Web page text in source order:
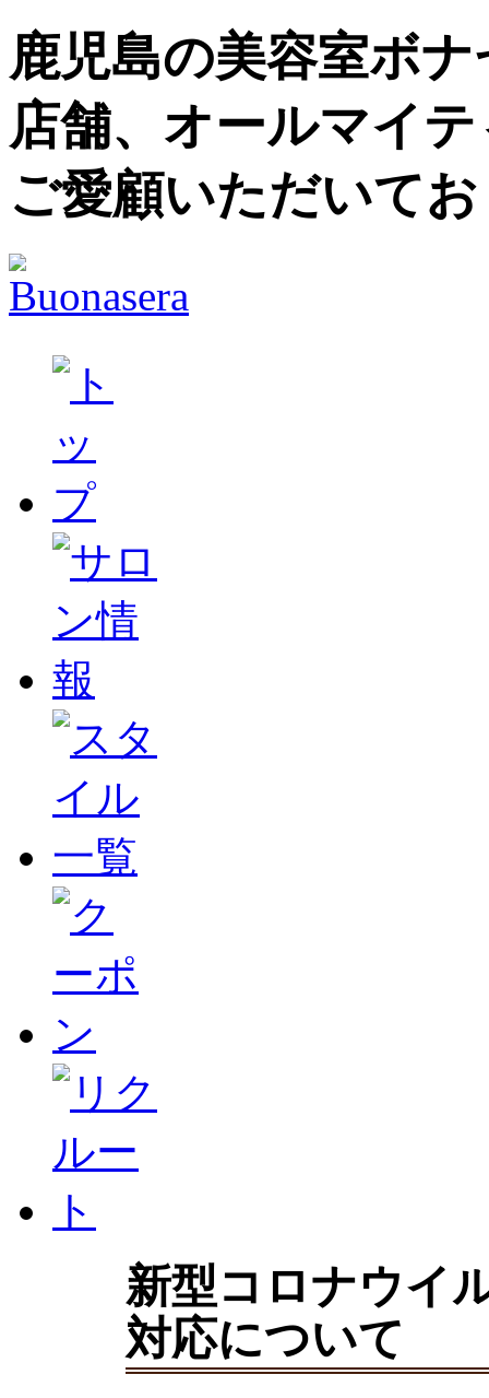
鹿児島の美容室ボ
店舗、オールマイ
ご愛顧いただいて
新型コロナウイ
対応について